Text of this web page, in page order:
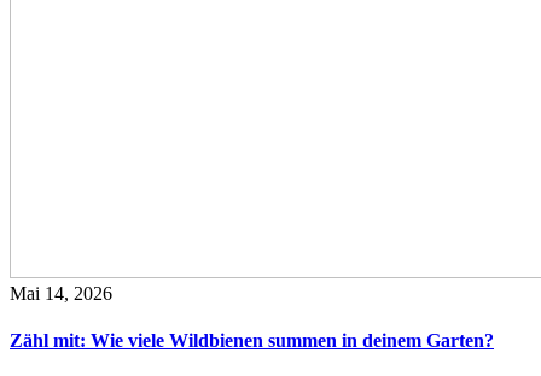
Mai 14, 2026
Zähl mit: Wie viele Wildbienen summen in deinem Garten?